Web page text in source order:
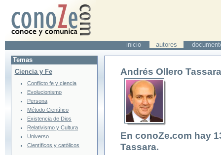
inicio autores
Andrés Ollero
En conoZe.com hay
Tassara.
Temas
Ciencia y Fe
Conflicto fe y ciencia
Evolucionismo
Persona
Método Científico
Existencia de Dios
Relativismo y Cultura
Universo
Científicos y católicos